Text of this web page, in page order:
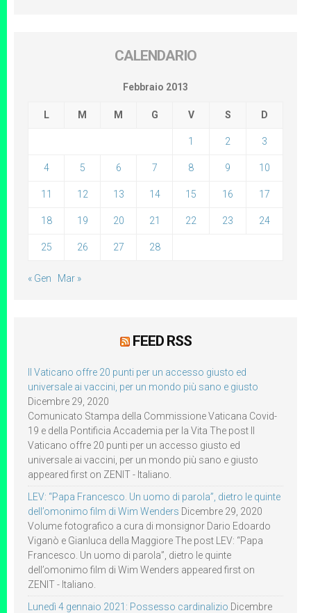
CALENDARIO
Febbraio 2013
L M M G V S D
1 2 3
4 5 6 7 8 9 10
11 12 13 14 15 16 17
18 19 20 21 22 23 24
25 26 27 28
« Gen Mar »
FEED RSS
Il Vaticano offre 20 punti per un accesso giusto ed
universale ai vaccini, per un mondo più sano e giusto
Dicembre 29, 2020
Comunicato Stampa della Commissione Vaticana Covid-
19 e della Pontificia Accademia per la Vita The post Il
Vaticano offre 20 punti per un accesso giusto ed
universale ai vaccini, per un mondo più sano e giusto
appeared first on ZENIT - Italiano.
LEV: “Papa Francesco. Un uomo di parola”, dietro le quinte
dell’omonimo film di Wim Wenders Dicembre 29, 2020
Volume fotografico a cura di monsignor Dario Edoardo
Viganò e Gianluca della Maggiore The post LEV: “Papa
Francesco. Un uomo di parola”, dietro le quinte
dell’omonimo film di Wim Wenders appeared first on
ZENIT - Italiano.
Lunedì 4 gennaio 2021: Possesso cardinalizio Dicembre